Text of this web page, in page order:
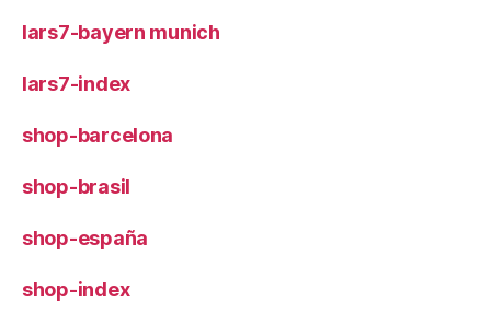
lars7-bayern munich
lars7-index
shop-barcelona
shop-brasil
shop-españa
shop-index